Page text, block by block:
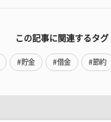
この記事に関連するタグ
#貯金 #借金 #節約